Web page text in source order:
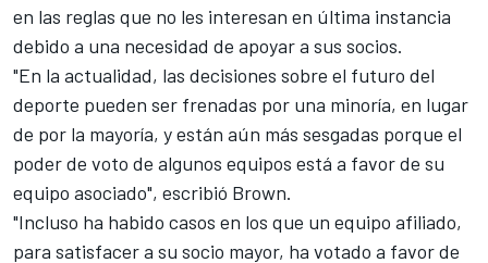
en las reglas que no les interesan en última instancia
debido a una necesidad de apoyar a sus socios.
"En la actualidad, las decisiones sobre el futuro del
deporte pueden ser frenadas por una minoría, en lugar
de por la mayoría, y están aún más sesgadas porque el
poder de voto de algunos equipos está a favor de su
equipo asociado", escribió Brown.
"Incluso ha habido casos en los que un equipo afiliado,
para satisfacer a su socio mayor, ha votado a favor de